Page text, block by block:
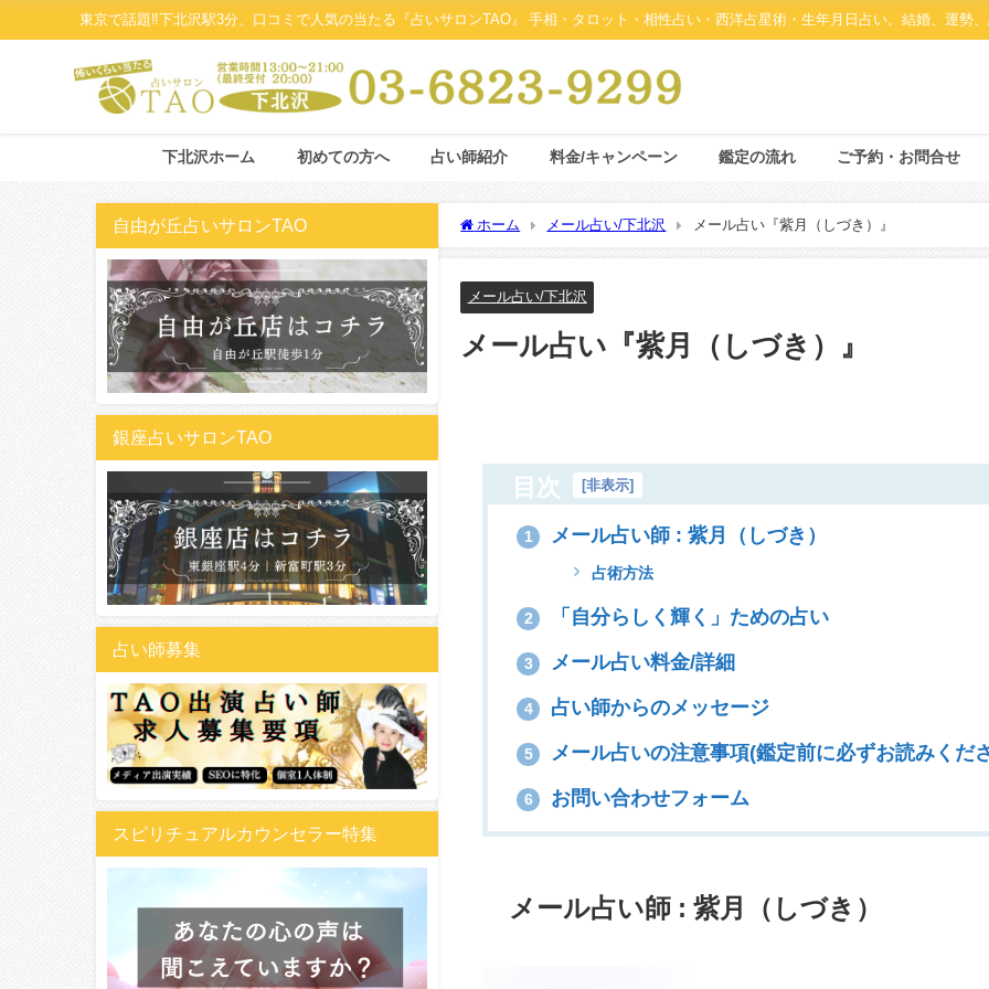
東京で話題‼下北沢駅3分、口コミで人気の当たる『占いサロンTAO』 手相・タロット・相性占い・西洋占星術・生年月日占い。結婚、運勢
下北沢ホーム 初めての方へ 占い師紹介 料金/キャンペーン 鑑定の流れ ご予約・お問合せ
ホーム メール占い/下北沢 メール占い『紫月（しづき）』
メール占い/下北沢
メール占い『紫月（しづき）』
目次 [非表示]
1 メール占い師 : 紫月（しづき）
占術方法
2 「自分らしく輝く」ための占い
3 メール占い料金/詳細
4 占い師からのメッセージ
5 メール占いの注意事項(鑑定前に必ずお読みくだ
6 お問い合わせフォーム
メール占い師 : 紫月（しづき）
自由が丘占いサロンTAO
銀座占いサロンTAO
占い師募集
スピリチュアルカウンセラー特集